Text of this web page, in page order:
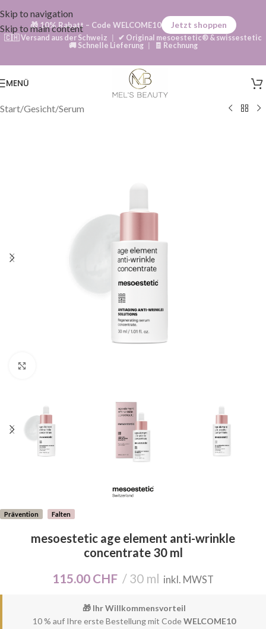
Skip to navigation
Skip to main content
🎁 10% Rabatt – Code WELCOME10 Jetzt shoppen
🇨🇭 Versand aus der Schweiz
✔ Original mesoestetic® & swissestetic
🚚 Schnelle Lieferung
🧾 Rechnung
MENÜ
Start/Gesicht/Serum
Prävention Falten
mesoestetic age element anti-wrinkle
concentrate 30 ml
115.00 CHF 30 ml inkl. MWST
🎁 Ihr Willkommensvorteil
10 % auf Ihre erste Bestellung mit CodeWELCOME10